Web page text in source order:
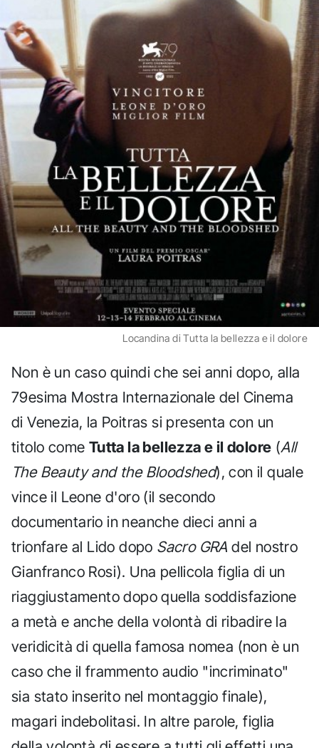
Locandina di Tutta la bellezza e il dolore
Non è un caso quindi che sei anni dopo, alla
79esima Mostra Internazionale del Cinema
di Venezia, la Poitras si presenta con un
titolo come Tutta la bellezza e il dolore (All
The Beauty and the Bloodshed), con il quale
vince il Leone d'oro (il secondo
documentario in neanche dieci anni a
trionfare al Lido dopo Sacro GRA del nostro
Gianfranco Rosi). Una pellicola figlia di un
riaggiustamento dopo quella soddisfazione
a metà e anche della volontà di ribadire la
veridicità di quella famosa nomea (non è un
caso che il frammento audio "incriminato"
sia stato inserito nel montaggio finale),
magari indebolitasi. In altre parole, figlia